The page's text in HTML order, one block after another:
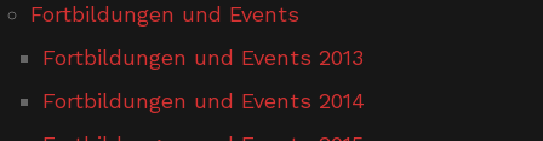
Fortbildungen und Events
Fortbildungen und Events 2013
Fortbildungen und Events 2014